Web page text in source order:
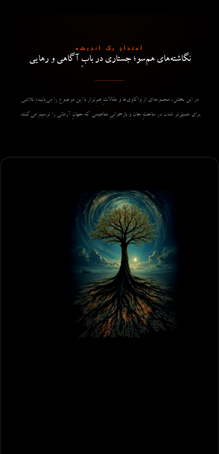
امتدادِ یک اندیشه
نگاشته‌های هم‌سو؛ جستاری در بابِ آگاهی و رهایی
در این بخش، مجموعه‌ای از واکاوی‌ها و مقالاتِ هم‌تراز با این موضوع را می‌یابید؛ تلاشی
برای عمیق‌تر شدن در ساحتِ جان و بازخوانیِ مفاهیمی که جهانِ آرمانی را ترسیم می‌کنند.